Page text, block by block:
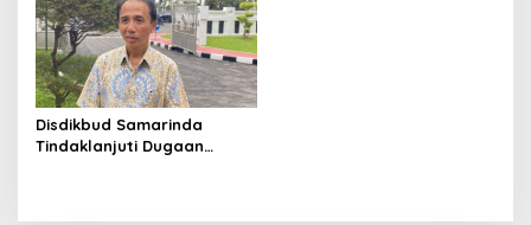
Disdikbud Samarinda
Tindaklanjuti Dugaan